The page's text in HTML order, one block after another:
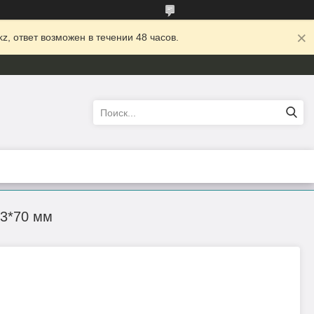
ответ возможен в течении 48 часов.
мм